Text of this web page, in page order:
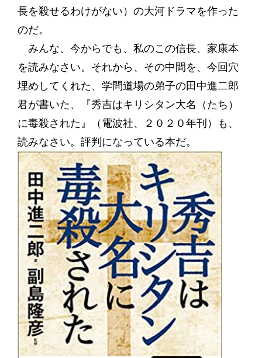
長を殺せるわけがない）の大河ドラマを作った
のだ。
みんな、今からでも、私のこの信長、家康本
を読みなさい。それから、その中間を、今回穴
埋めしてくれた、学問道場の弟子の田中進二郎
君が書いた、『秀吉はキリシタン大名（たち）
に毒殺された』（電波社、２０２０年刊）も、
読みなさい。評判になっている本だ。